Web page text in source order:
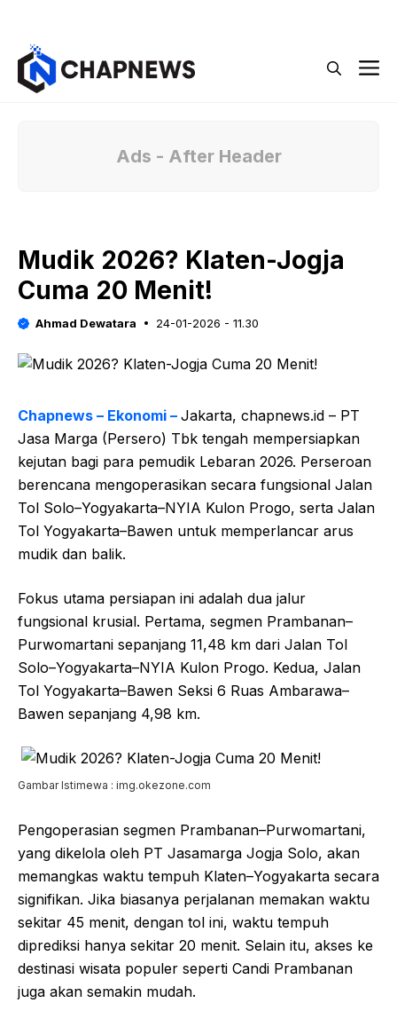
Ads - After Header
Mudik 2026? Klaten-Jogja
Cuma 20 Menit!
Ahmad Dewatara 24-01-2026 - 11.30
Chapnews – Ekonomi – Jakarta, chapnews.id – PT
Jasa Marga (Persero) Tbk tengah mempersiapkan
kejutan bagi para pemudik Lebaran 2026. Perseroan
berencana mengoperasikan secara fungsional Jalan
Tol Solo–Yogyakarta–NYIA Kulon Progo, serta Jalan
Tol Yogyakarta–Bawen untuk memperlancar arus
mudik dan balik.
Fokus utama persiapan ini adalah dua jalur
fungsional krusial. Pertama, segmen Prambanan–
Purwomartani sepanjang 11,48 km dari Jalan Tol
Solo–Yogyakarta–NYIA Kulon Progo. Kedua, Jalan
Tol Yogyakarta–Bawen Seksi 6 Ruas Ambarawa–
Bawen sepanjang 4,98 km.
Gambar Istimewa : img.okezone.com
Pengoperasian segmen Prambanan–Purwomartani,
yang dikelola oleh PT Jasamarga Jogja Solo, akan
memangkas waktu tempuh Klaten–Yogyakarta secara
signifikan. Jika biasanya perjalanan memakan waktu
sekitar 45 menit, dengan tol ini, waktu tempuh
diprediksi hanya sekitar 20 menit. Selain itu, akses ke
destinasi wisata populer seperti Candi Prambanan
juga akan semakin mudah.